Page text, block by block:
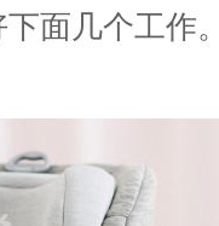
面几个工作